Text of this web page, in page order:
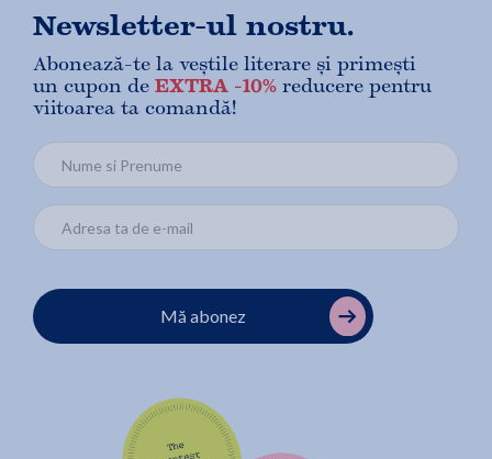
Newsletter-ul nostru.
Abonează-te la veștile literare și primești
un cupon de EXTRA -10% reducere pentru
viitoarea ta comandă!
Mă abonez